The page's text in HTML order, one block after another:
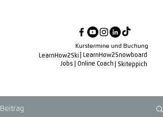
Kurstermine und Buchung
LearnHow2Ski
Jobs
| Skiteppich
| Online Coach
| LearnHow2Snowboard
Beitrag